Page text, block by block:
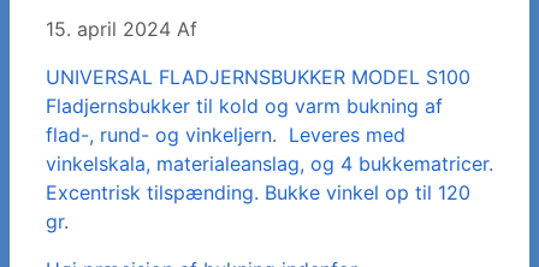
15. april 2024 Af
UNIVERSAL FLADJERNSBUKKER MODEL S100
Fladjernsbukker til kold og varm bukning af
flad-, rund- og vinkeljern. Leveres med
vinkelskala, materialeanslag, og 4 bukkematricer.
Excentrisk tilspænding. Bukke vinkel op til 120
gr.